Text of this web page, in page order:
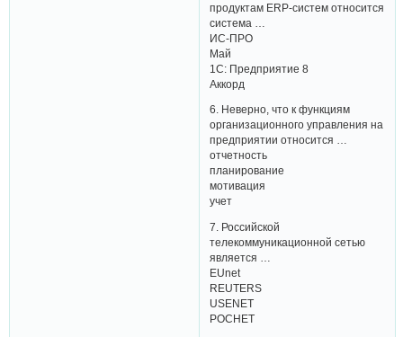
продуктам ERP-систем относится
система …
ИС-ПРО
Май
1С: Предприятие 8
Аккорд
6. Неверно, что к функциям
организационного управления на
предприятии относится …
отчетность
планирование
мотивация
учет
7. Российской
телекоммуникационной сетью
является …
EUnet
REUTERS
USENET
РОСНЕТ